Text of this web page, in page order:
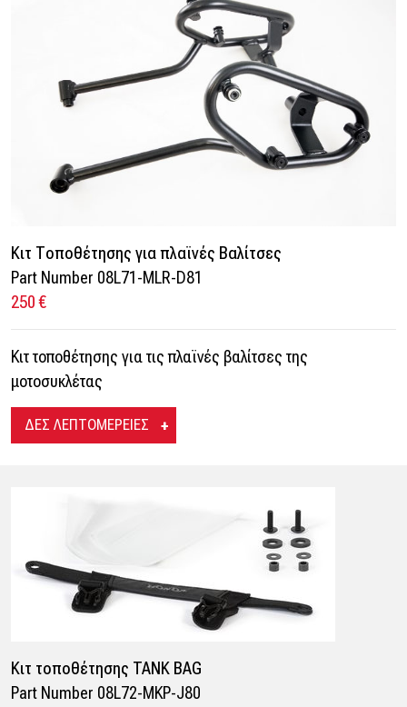
Κιτ Τοποθέτησης για πλαϊνές Βαλίτσες
Part Number 08L71-MLR-D81
250 €
Κιτ τοποθέτησης για τις πλαϊνές βαλίτσες της
μοτοσυκλέτας
ΔΕΣ ΛΕΠΤΟΜΕΡΕΙΕΣ
Κιτ τοποθέτησης TANK BAG
Part Number 08L72-MKP-J80